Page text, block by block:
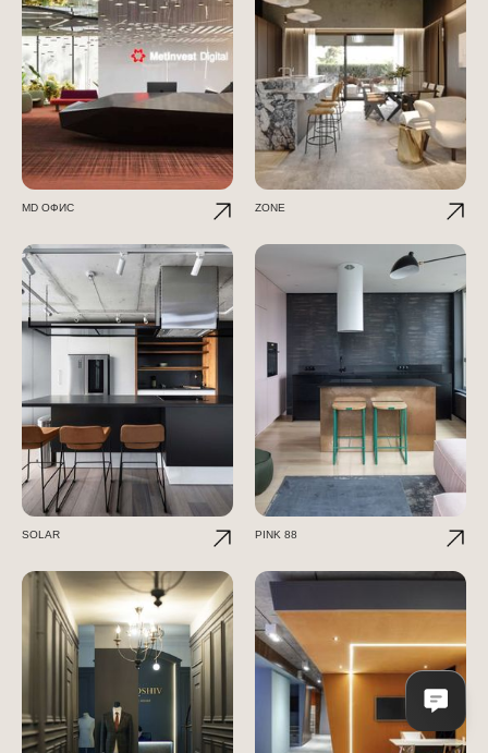
МD ОФИС ZONE
SOLAR PINK 88